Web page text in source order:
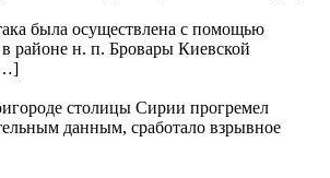
была осуществлена с помощью
районе н. п. Бровары Киевской
столицы Сирии прогремел
данным, сработало взрывное